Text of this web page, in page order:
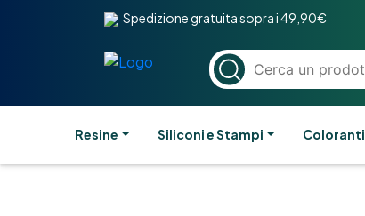
Spedizione gratuita sopra i 49,90€
Resine Siliconi e Stampi Coloranti